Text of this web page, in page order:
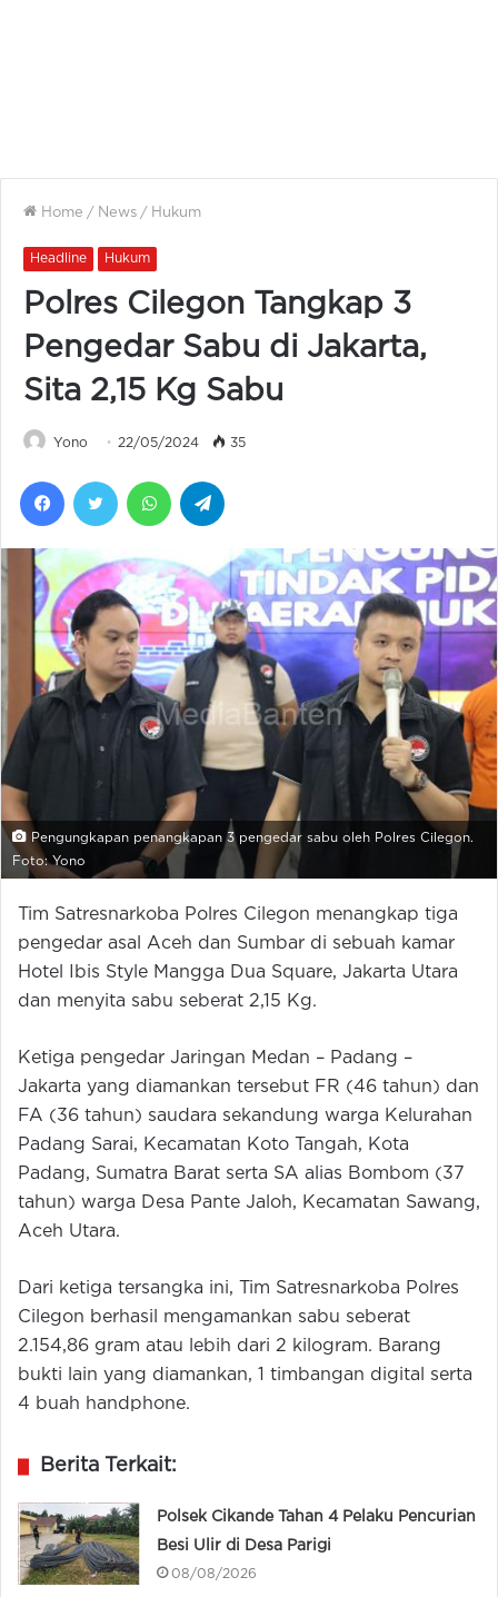
Home / News / Hukum
Headline Hukum
Polres Cilegon Tangkap 3
Pengedar Sabu di Jakarta,
Sita 2,15 Kg Sabu
Yono 22/05/2024 35
FacebookTwitter WhatsApp
Pengungkapan penangkapan 3 pengedar sabu oleh Polres Cilegon.
Foto: Yono
Tim Satresnarkoba Polres Cilegon menangkap tiga
pengedar asal Aceh dan Sumbar di sebuah kamar
Hotel Ibis Style Mangga Dua Square, Jakarta Utara
dan menyita sabu seberat 2,15 Kg.
Ketiga pengedar Jaringan Medan – Padang –
Jakarta yang diamankan tersebut FR (46 tahun) dan
FA (36 tahun) saudara sekandung warga Kelurahan
Padang Sarai, Kecamatan Koto Tangah, Kota
Padang, Sumatra Barat serta SA alias Bombom (37
tahun) warga Desa Pante Jaloh, Kecamatan Sawang,
Aceh Utara.
Dari ketiga tersangka ini, Tim Satresnarkoba Polres
Cilegon berhasil mengamankan sabu seberat
2.154,86 gram atau lebih dari 2 kilogram. Barang
bukti lain yang diamankan, 1 timbangan digital serta
4 buah handphone.
Berita Terkait:
Polsek Cikande Tahan 4 Pelaku Pencurian
Besi Ulir di Desa Parigi
08/08/2026